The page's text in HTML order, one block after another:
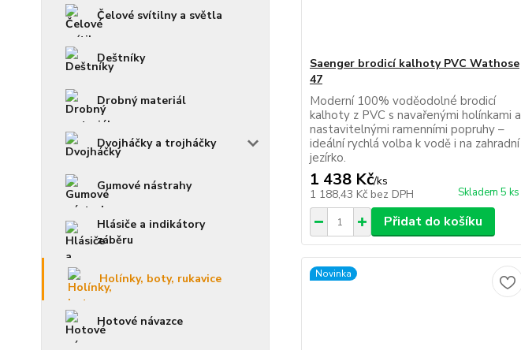
Čelové svítilny a světla
Deštníky
Drobný materiál
Dvojháčky a trojháčky
Gumové nástrahy
Hlásiče a indikátory
záběru
Holínky, boty, rukavice
Hotové návazce
Saenger brodicí kalhoty PVC Wathose
47
Moderní 100% voděodolné brodicí
kalhoty z PVC s navařenými holínkami a
nastavitelnými ramenními popruhy –
ideální rychlá volba k vodě i na zahradní
jezírko.
1 438 Kč/ks
1 188,43 Kč bez DPH Skladem 5 ks
Přidat do košíku
Novinka